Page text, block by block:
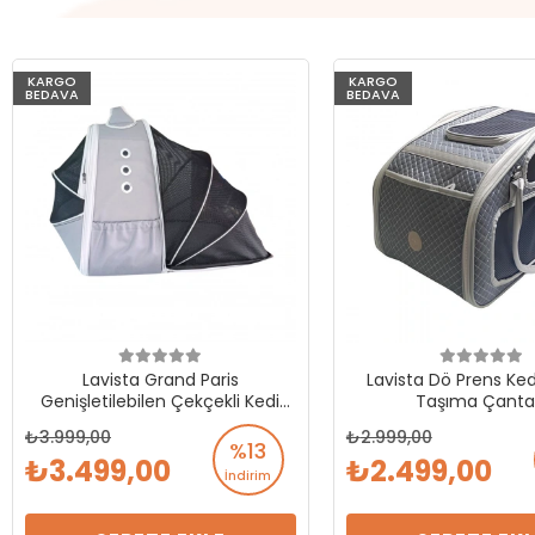
KARGO
BEDAVA
Lavista Grand Paris
Genişletilebilen Çekçekli Kedi
Köpek Taşıma Çantası 40-40-
%13
İndirim
3.999,00
3.499,00
KARGO
BEDAVA
Lavista Dö Prens
Taşıma
2.999,00
2.499,00